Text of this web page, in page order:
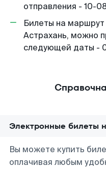
отправления - 10-
Билеты на
Астрахань, можно
следующей даты -
Электронные билеты
Вы можете купить
оплачивая любым